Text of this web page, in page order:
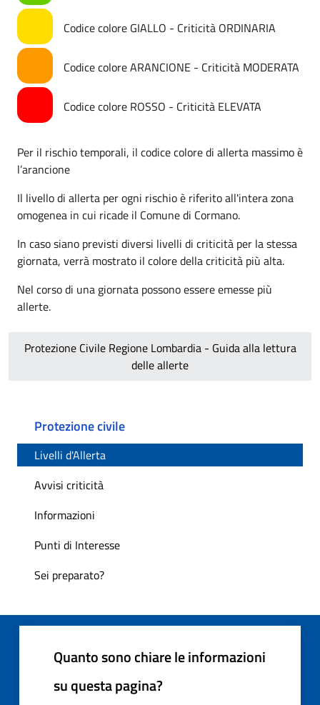
Codice colore GIALLO - Criticità ORDINARIA
Codice colore ARANCIONE - Criticità MODERATA
Codice colore ROSSO - Criticità ELEVATA
Per il rischio temporali, il codice colore di allerta massimo è
l’arancione
Il livello di allerta per ogni rischio è riferito all'intera zona
omogenea in cui ricade il Comune di Cormano.
In caso siano previsti diversi livelli di criticità per la stessa
giornata, verrà mostrato il colore della criticità più alta.
Nel corso di una giornata possono essere emesse più
allerte.
Protezione Civile Regione Lombardia - Guida alla lettura
delle allerte
Protezione civile
Livelli d'Allerta
Avvisi criticità
Informazioni
Punti di Interesse
Sei preparato?
Quanto sono chiare le informazioni
su questa pagina?